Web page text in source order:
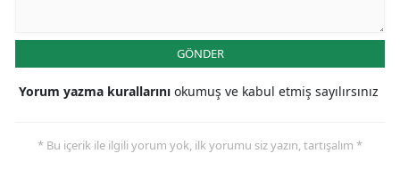
GÖNDER
Yorum yazma kurallarını okumuş ve kabul etmiş sayılırsınız
* Bu içerik ile ilgili yorum yok, ilk yorumu siz yazın, tartışalım *